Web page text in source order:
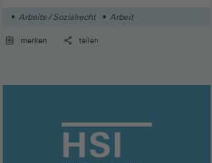
Arbeits-/ Sozialrecht Arbeit
merken teilen